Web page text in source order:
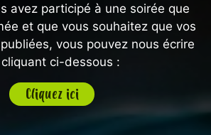
avez participé à une soirée que
et que vous souhaitez que vos
vous pouvez nous écrire
ci-dessous :
Cliquez ici